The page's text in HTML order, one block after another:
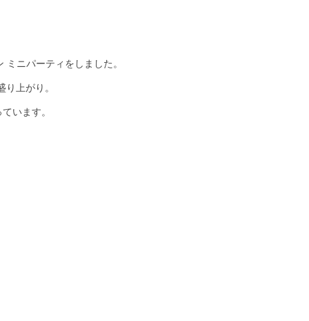
ニパーティをしました。
上がり。
います。